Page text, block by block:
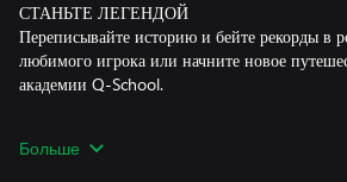
СТАНЬТЕ ЛЕГЕНДОЙ
Переписывайте историю и бейте рекорды в
любимого игрока или начните новое
академии Q-School.
ИГРА С ДРУГИМИ ИГРОКАМИ ПО СЕТИ
Выбирайте любой из множества офлайн- и
Больше